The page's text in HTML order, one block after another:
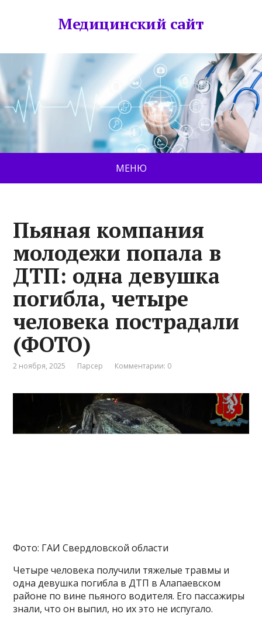
Медицинский сайт
МЕНЮ
Пьяная компания
молодежи попала в
ДТП: одна девушка
погибла, четыре
человека пострадали
(ФОТО)
2 ноября, 2025 Парсер Комментарии: 0
Фото: ГАИ Свердловской области
Четыре человека получили тяжелые травмы и
одна девушка погибла в ДТП в Алапаевском
районе по вине пьяного водителя. Его пассажиры
знали, что он выпил, но их это не испугало.